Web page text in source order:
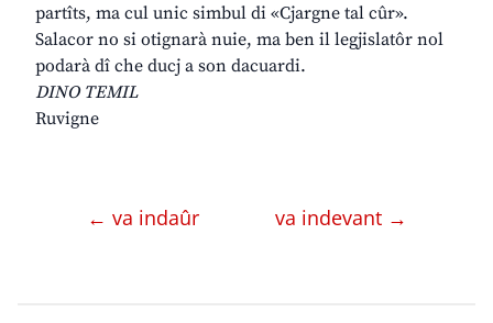
partîts, ma cul unic simbul di «Cjargne tal cûr».
Salacor no si otignarà nuie, ma ben il legjislatôr nol
podarà dî che ducj a son dacuardi.
DINO TEMIL
Ruvigne
← va indaûr va indevant →